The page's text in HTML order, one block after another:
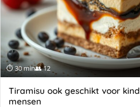
⏱ 30 min👥 12
Tiramisu ook geschikt voor
mensen